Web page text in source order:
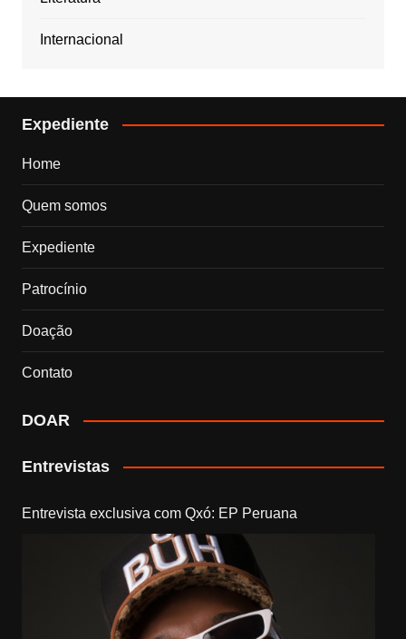
Internacional
Expediente
Home
Quem somos
Expediente
Patrocínio
Doação
Contato
DOAR
Entrevistas
Entrevista exclusiva com Qxó: EP Peruana